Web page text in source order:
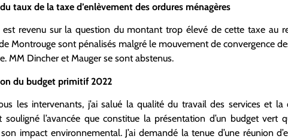
taux de la taxe d’enlèvement des ordures ménagères
est revenu sur la question du montant trop élevé de cette taxe au
Montrouge sont pénalisés malgré le mouvement de convergence
MM Dincher et Mauger se sont abstenus.
du budget primitif 2022
les intervenants, j’ai salué la qualité du travail des services et la
souligné l’avancée que constitue la présentation d’un budget vert
impact environnemental. J’ai demandé la tenue d’une réunion